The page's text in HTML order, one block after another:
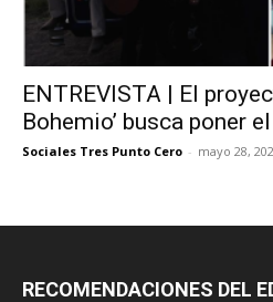
ENTREVISTA | El
Bohemio’ busca poner
Sociales Tres Punto Cero - mayo 28,
RECOMENDACIONES DEL